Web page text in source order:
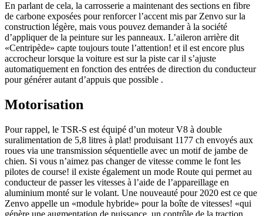
En parlant de cela, la carrosserie a maintenant des sections en fibre
de carbone exposées pour renforcer l’accent mis par Zenvo sur la
construction légère, mais vous pouvez demander à la société
d’appliquer de la peinture sur les panneaux. L’aileron arrière dit
«Centripède» capte toujours toute l’attention! et il est encore plus
accrocheur lorsque la voiture est sur la piste car il s’ajuste
automatiquement en fonction des entrées de direction du conducteur
pour générer autant d’appuis que possible .
Motorisation
Pour rappel, le TSR-S est équipé d’un moteur V8 à double
suralimentation de 5,8 litres à plat! produisant 1177 ch envoyés aux
roues via une transmission séquentielle avec un motif de jambe de
chien. Si vous n’aimez pas changer de vitesse comme le font les
pilotes de course! il existe également un mode Route qui permet au
conducteur de passer les vitesses à l’aide de l’appareillage en
aluminium monté sur le volant. Une nouveauté pour 2020 est ce que
Zenvo appelle un «module hybride» pour la boîte de vitesses! «qui